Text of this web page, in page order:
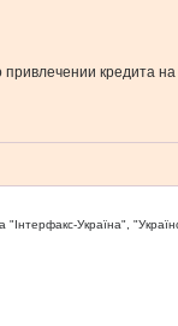
кредита
Україна",